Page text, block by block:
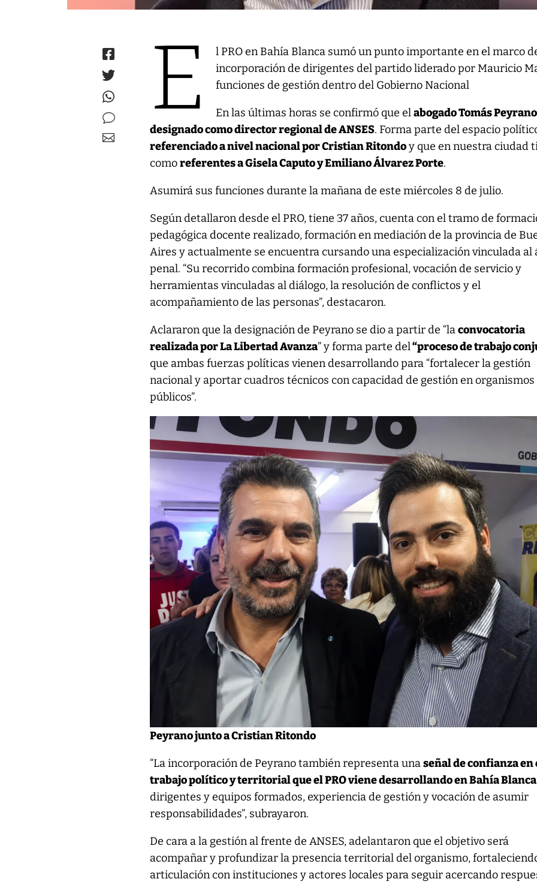
E
l PRO en Bahía Blanca sumó un punto importante en el marco
incorporación de dirigentes del partido liderado por Mauricio
funciones de gestión dentro del Gobierno Nacional
En las últimas horas se confirmó que elabogado Tomás
designado como director regional de ANSES. Forma parte del espacio
referenciado a nivel nacional por Cristian Ritondoy que en nuestra ciudad
comoreferentes a Gisela Caputo y Emiliano Álvarez Porte.
Asumirá sus funciones durante la mañana de este miércoles 8 de julio.
Según detallaron desde el PRO, tiene 37 años, cuenta con el tramo de
pedagógica docente realizado, formación en mediación de la provincia de
Aires y actualmente se encuentra cursando una especialización vinculada al
penal. “Su recorrido combina formación profesional, vocación de servicio y
herramientas vinculadas al diálogo, la resolución de conflictos y el
acompañamiento de las personas”, destacaron.
Aclararon que la designación de Peyrano se dio a partir de “laconvocatoria
realizada por La Libertad Avanza” y forma parte del“proceso de trabajo
que ambas fuerzas políticas vienen desarrollando para “fortalecer la gestión
nacional y aportar cuadros técnicos con capacidad de gestión en organismos
públicos”.
Peyrano junto a Cristian Ritondo
“La incorporación de Peyrano también representa unaseñal de confianza en
trabajo político y territorial que el PRO viene desarrollando en Bahía Blanca
dirigentes y equipos formados, experiencia de gestión y vocación de asumir
responsabilidades”, subrayaron.
De cara a la gestión al frente de ANSES, adelantaron que el objetivo será
acompañar y profundizar la presencia territorial del organismo,
articulación con instituciones y actores locales para seguir acercando